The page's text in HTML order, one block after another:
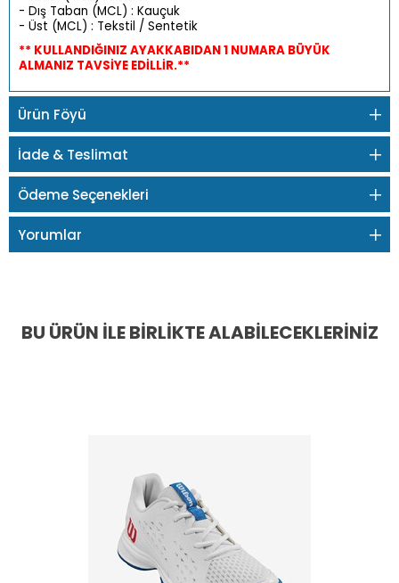
- Dış Taban (MCL) : Kauçuk
- Üst (MCL) : Tekstil / Sentetik
** KULLANDIĞINIZ AYAKKABIDAN 1 NUMARA BÜYÜK
ALMANIZ TAVSİYE EDİLLİR.**
Ürün Föyü
İade & Teslimat
Ödeme Seçenekleri
Yorumlar
BU ÜRÜN İLE BIRLIKTE ALABILECEKLERINIZ